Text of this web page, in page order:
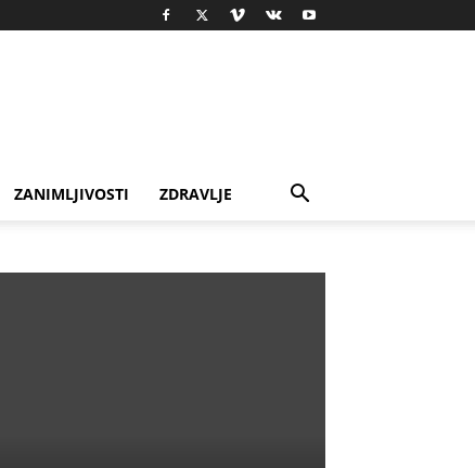
ZANIMLJIVOSTI ZDRAVLJE